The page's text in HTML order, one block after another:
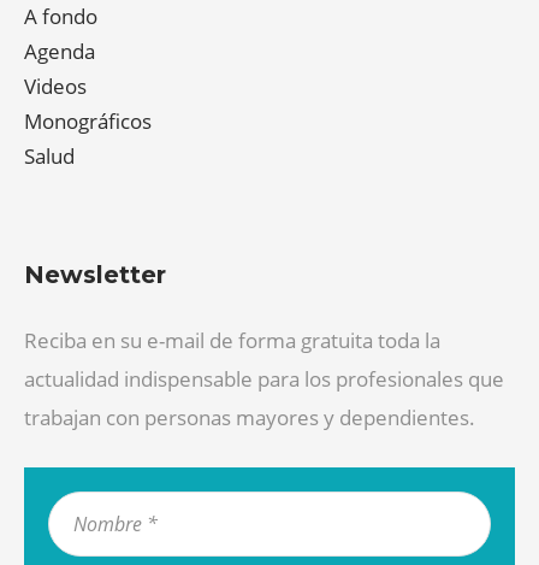
A fondo
Agenda
Videos
Monográficos
Salud
Newsletter
Reciba en su e-mail de forma gratuita toda la
actualidad indispensable para los profesionales que
trabajan con personas mayores y dependientes.